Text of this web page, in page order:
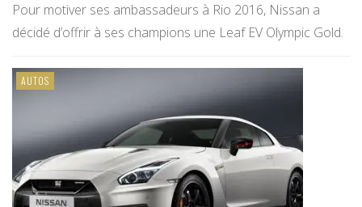
Pour motiver ses ambassadeurs à Rio 2016, Nissan a
décidé d’offrir à ses champions une Leaf EV Olympic Gold.
AUTOS